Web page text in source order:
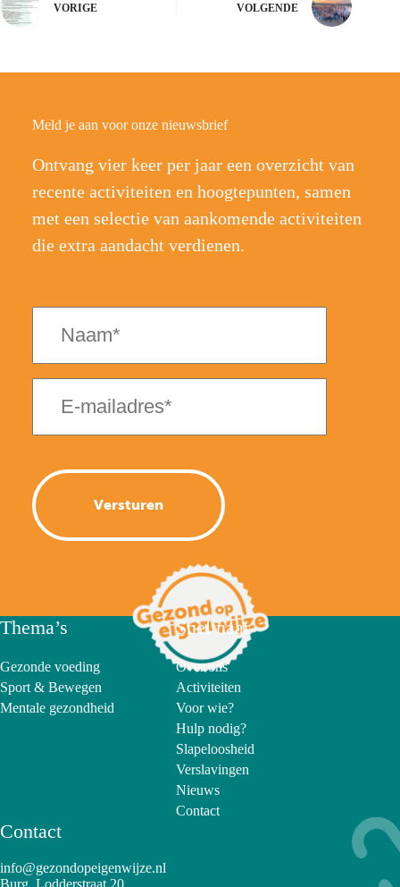
VORIGE VOLGENDE
Meld je aan voor onze nieuwsbrief
Ontvang vier keer per jaar een overzicht van
recente activiteiten en hoogtepunten, samen
met een selectie van aankomende activiteiten
die extra aandacht verdienen.
Thema’s
Gezonde voeding
Sport & Bewegen
Mentale gezondheid
Snel naar
Over ons
Activiteiten
Voor wie?
Hulp nodig?
Slapeloosheid
Verslavingen
Nieuws
Contact
Contact
info@gezondopeigenwijze.nl
Burg. Lodderstraat 20